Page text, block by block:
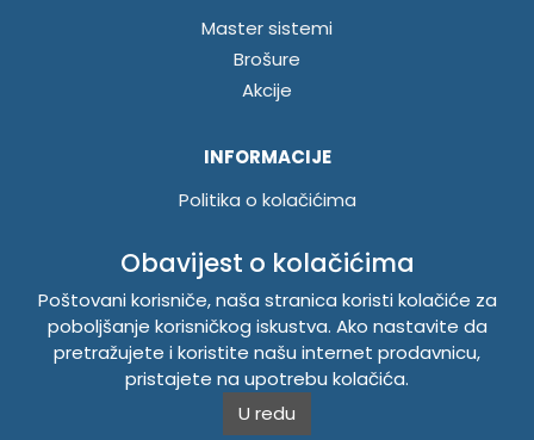
Master sistemi
Brošure
Akcije
INFORMACIJE
Politika o kolačićima
Politika privatnosti
TEMPUS DOO BRATUNAC
Svetog Save bb, 75420 Bratunac, Bosna i Hercegovina
+38756/260-051
Obavijest o kolačićima
Poštovani korisniče, naša stranica koristi kolačiće za
poboljšanje korisničkog iskustva. Ako nastavite da
pretražujete i koristite našu internet prodavnicu,
pristajete na upotrebu kolačića.
U redu